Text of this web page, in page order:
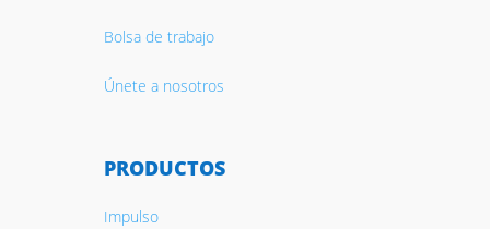
Bolsa de trabajo
Únete a nosotros
PRODUCTOS
Impulso